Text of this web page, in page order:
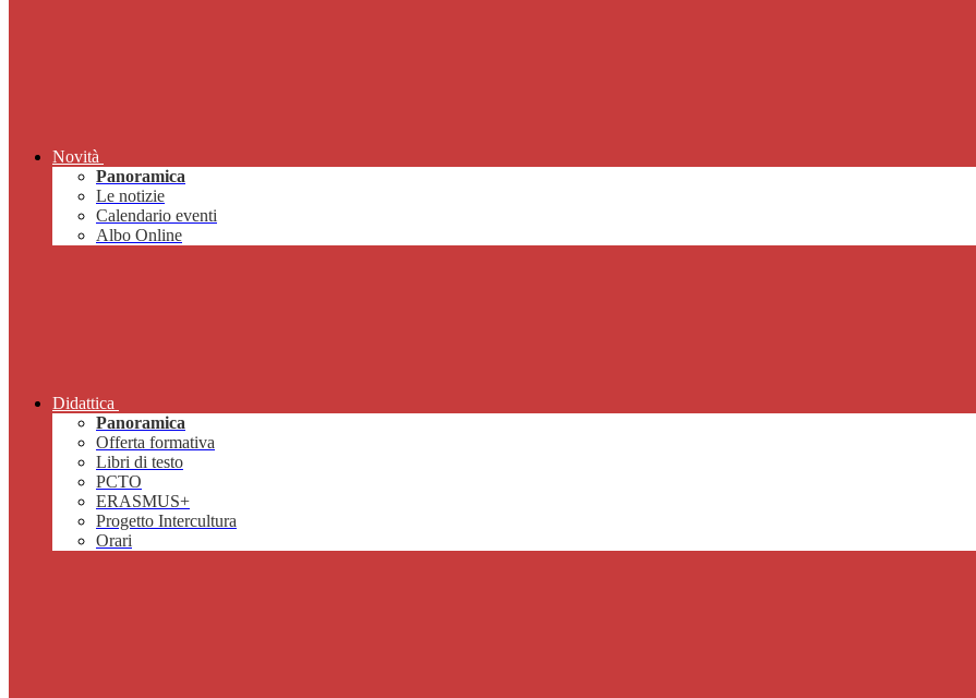
Novità
Panoramica
Le notizie
Calendario eventi
Albo Online
Didattica
Panoramica
Offerta formativa
Libri di testo
PCTO
ERASMUS+
Progetto Intercultura
Orari